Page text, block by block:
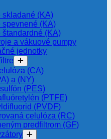
skladané (KA)
spevnené (KA)
štandardné (KA)
a vákuové pumpy
jednotky
(CA)
a (NY)
(PES)
(PTFE)
(PVDF)
celulóza (RC)
predfiltrom (GF)